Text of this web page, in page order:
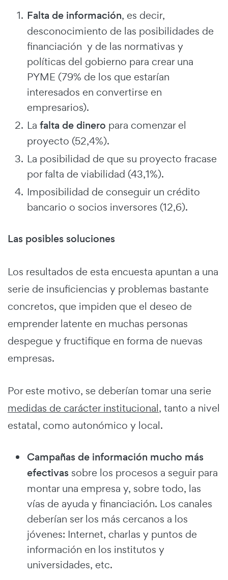
Falta de información, es decir,
desconocimiento de las posibilidades de
financiación y de las normativas y
políticas del gobierno para crear una
PYME (79% de los que estarían
interesados en convertirse en
empresarios).
La falta de dinero para comenzar el
proyecto (52,4%).
La posibilidad de que su proyecto fracase
por falta de viabilidad (43,1%).
Imposibilidad de conseguir un crédito
bancario o socios inversores (12,6).
Las posibles soluciones
Los resultados de esta encuesta apuntan a una
serie de insuficiencias y problemas bastante
concretos, que impiden que el deseo de
emprender latente en muchas personas
despegue y fructifique en forma de nuevas
empresas.
Por este motivo, se deberían tomar una serie
medidas de carácter institucional, tanto a nivel
estatal, como autonómico y local.
Campañas de información mucho más
efectivas sobre los procesos a seguir para
montar una empresa y, sobre todo, las
vías de ayuda y financiación. Los canales
deberían ser los más cercanos a los
jóvenes: Internet, charlas y puntos de
información en los institutos y
universidades, etc.